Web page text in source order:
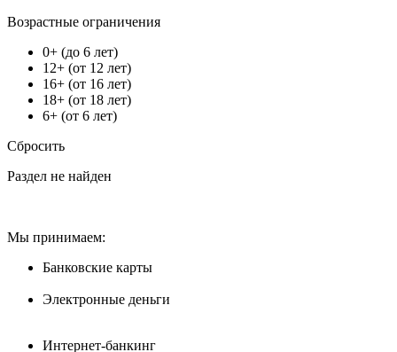
Возрастные ограничения
0+ (до 6 лет)
12+ (от 12 лет)
16+ (от 16 лет)
18+ (от 18 лет)
6+ (от 6 лет)
Сбросить
Раздел не найден
Мы принимаем:
Банковские карты
Электронные деньги
Интернет-банкинг